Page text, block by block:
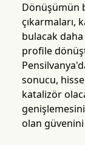
Dönüşümün
çıkarmaları,
bulacak
profile
sonucu,
katalizör
olan